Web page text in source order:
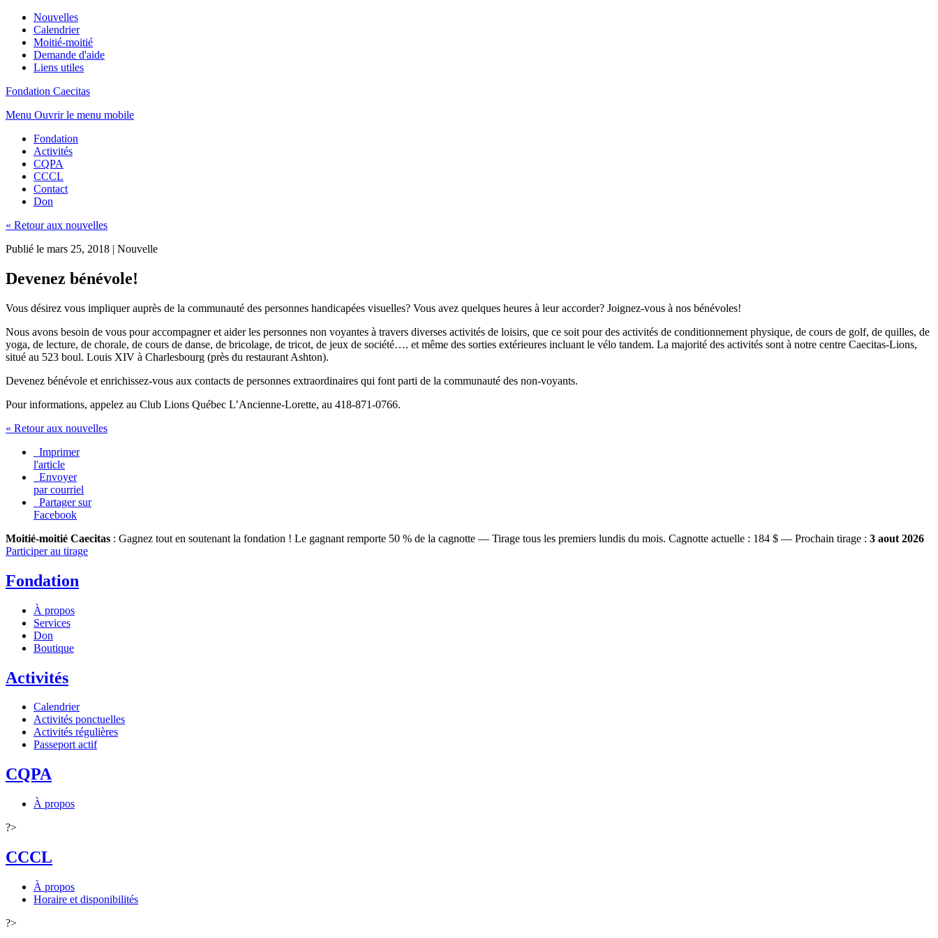
Nouvelles
Calendrier
Moitié-moitié
Demande d'aide
Liens utiles
Fondation Caecitas
Menu Ouvrir le menu mobile
Fondation
Activités
CQPA
CCCL
Contact
Don
« Retour aux nouvelles
Publié le mars 25, 2018 | Nouvelle
Devenez bénévole!
Vous désirez vous impliquer auprès de la communauté des personnes handicapées visuelles? Vous avez quelques heures à leur accorder? Joignez-vous à nos bénévoles!
Nous avons besoin de vous pour accompagner et aider les personnes non voyantes à travers diverses activités de loisirs, que ce soit pour des activités de conditionnement physique, de cours de golf, de quilles, de
yoga, de lecture, de chorale, de cours de danse, de bricolage, de tricot, de jeux de société…. et même des sorties extérieures incluant le vélo tandem. La majorité des activités sont à notre centre Caecitas-Lions,
situé au 523 boul. Louis XIV à Charlesbourg (près du restaurant Ashton).
Devenez bénévole et enrichissez-vous aux contacts de personnes extraordinaires qui font parti de la communauté des non-voyants.
Pour informations, appelez au Club Lions Québec L’Ancienne-Lorette, au 418-871-0766.
« Retour aux nouvelles
Imprimer
l'article
Envoyer
par courriel
Partager sur
Facebook
Moitié-moitié Caecitas : Gagnez tout en soutenant la fondation ! Le gagnant remporte 50 % de la cagnotte — Tirage tous les premiers lundis du mois. Cagnotte actuelle : 184 $ — Prochain tirage : 3 aout 2026
Participer au tirage
Fondation
À propos
Services
Don
Boutique
Activités
Calendrier
Activités ponctuelles
Activités régulières
Passeport actif
CQPA
À propos
?>
CCCL
À propos
Horaire et disponibilités
?>